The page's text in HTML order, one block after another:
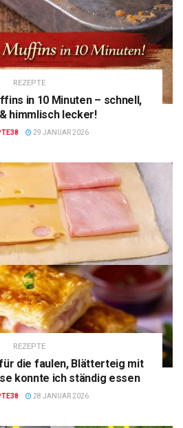
REZEPTE
in 10 Minuten – schnell,
himmlisch lecker!
29 JANUAR 2026
REZEPTE
die faulen, Blätterteig mit
konnte ich ständig essen
28 JANUAR 2026